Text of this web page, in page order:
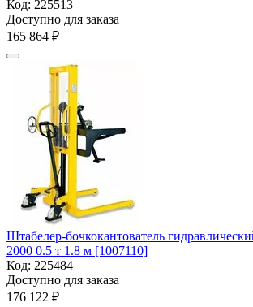
Код: 225513
Доступно для заказа
165 864 ₽
Штабелер-бочкокантователь
2000 0.5 т 1.8 м [1007110]
Код: 225484
Доступно для заказа
176 122 ₽